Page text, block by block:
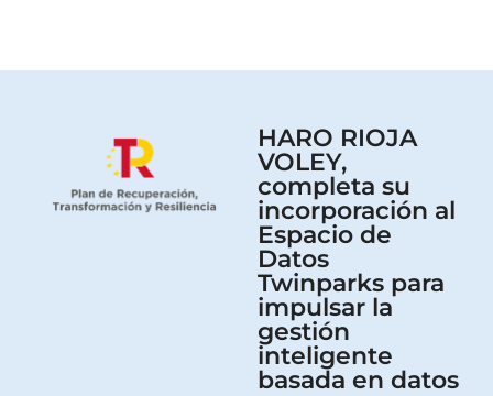
HARO RIOJA
VOLEY,
completa su
incorporación al
Espacio de
Datos
Twinparks para
impulsar la
gestión
inteligente
basada en datos